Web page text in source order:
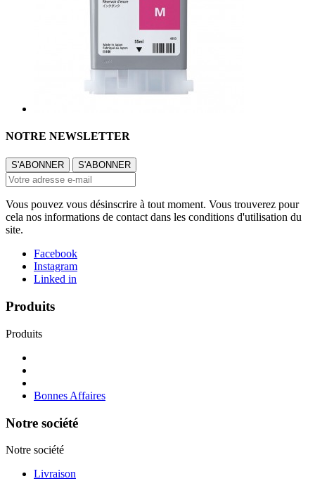
NOTRE NEWSLETTER
Vous pouvez vous désinscrire à tout moment. Vous trouverez pour
cela nos informations de contact dans les conditions d'utilisation du
site.
Facebook
Instagram
Linked in
Produits
Produits
Bonnes Affaires
Notre société
Notre société
Livraison